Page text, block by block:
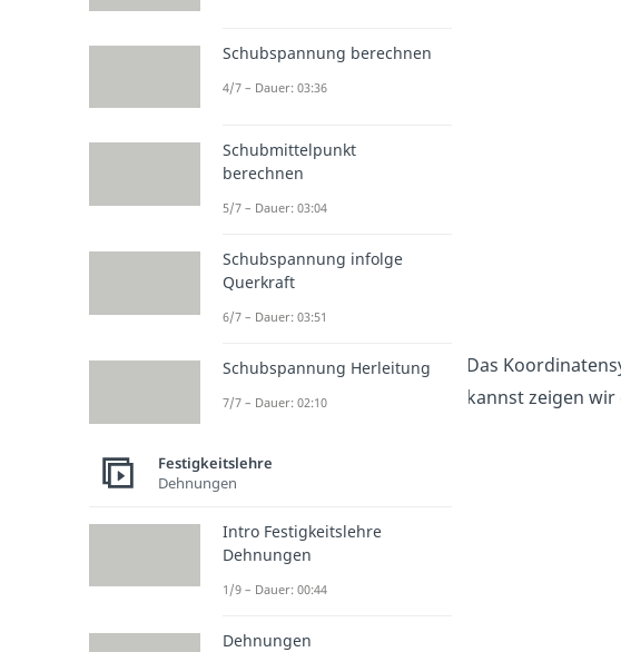
Das
kannst zeigen
Schubspannung berechnen
4/7 – Dauer: 03:36
Schubmittelpunkt
berechnen
5/7 – Dauer: 03:04
Schubspannung infolge
Querkraft
6/7 – Dauer: 03:51
Schubspannung Herleitung
7/7 – Dauer: 02:10
Festigkeitslehre
Dehnungen
Intro Festigkeitslehre
Dehnungen
1/9 – Dauer: 00:44
Dehnungen